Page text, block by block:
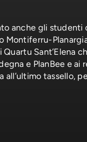
anche gli studenti
Montiferru-
Sant’Elena
e PlanBee e ai
all’ultimo tassello,